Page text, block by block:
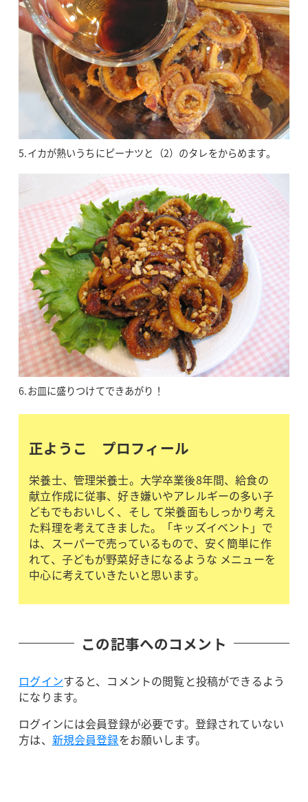
5.イカが熱いうちにピーナツと（2）のタレをからめます。
6.お皿に盛りつけてできあがり！
正ようこ プロフィール
栄養士、管理栄養士。大学卒業後8年間、給食の
献立作成に従事、好き嫌いやアレルギーの多い子
どもでもおいしく、そし て栄養面もしっかり考え
た料理を考えてきました。「キッズイベント」で
は、スーパーで売っているもので、安く簡単に作
れて、子どもが野菜好きになるような メニューを
中心に考えていきたいと思います。
この記事へのコメント
ログインすると、コメントの閲覧と投稿ができるよう
になります。
ログインには会員登録が必要です。登録されていない
方は、 新規会員登録をお願いします。